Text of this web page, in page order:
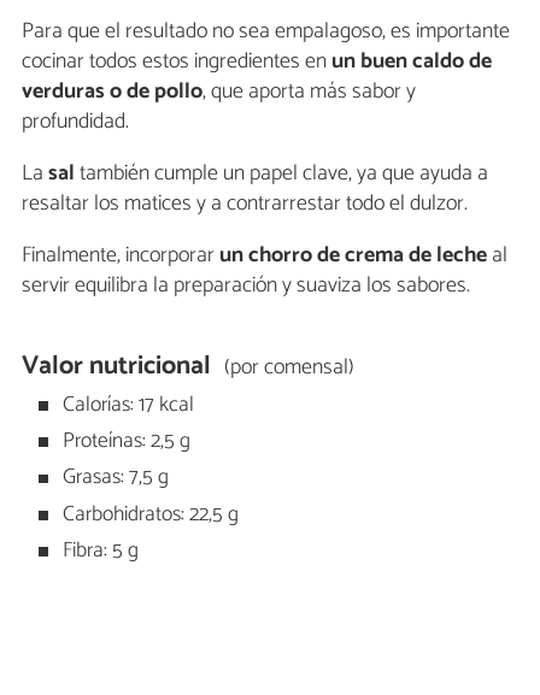
Para que el resultado no sea empalagoso, es importante
cocinar todos estos ingredientes enun buen caldo de
verduras o de pollo, que aporta más sabor y
profundidad.
Lasaltambién cumple un papel clave, ya que ayuda a
resaltar los matices y a contrarrestar todo el dulzor.
Finalmente, incorporarun chorro de crema de lecheal
servir equilibra la preparación y suaviza los sabores.
Valor nutricional (por comensal)
Calorías: 17 kcal
Proteínas: 2,5 g
Grasas: 7,5 g
Carbohidratos: 22,5 g
Fibra: 5 g